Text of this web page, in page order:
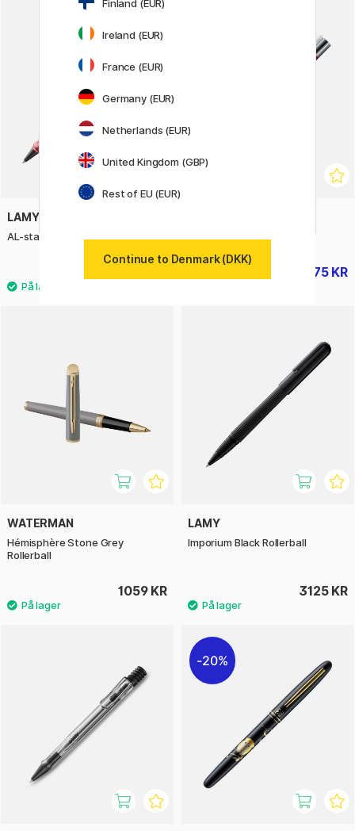
LAMY
AL-star Rollerball Flamingo
875 KR
WATERMAN
Hémisphère Stone Grey
Rollerball
1059 KR
LAMY
Imporium Black Rollerball
3125 KR
20%
Finland (EUR)
Ireland (EUR)
France (EUR)
Germany (EUR)
Netherlands (EUR)
United Kingdom (GBP)
Rest of EU (EUR)
Continue to Denmark (DKK)